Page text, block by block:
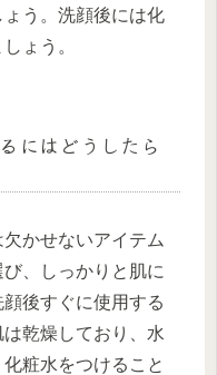
う。洗顔後には化
ょう。
にはどうしたら
かせないアイテム
、しっかりと肌に
後すぐに使用する
乾燥しており、水
粧水をつけること